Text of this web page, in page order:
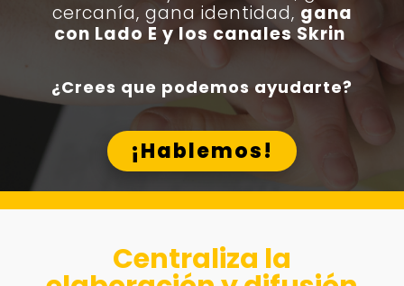
cercanía, gana identidad, gana
con Lado E y los canales Skrin
¿Crees que podemos ayudarte?
¡Hablemos!
Centraliza la